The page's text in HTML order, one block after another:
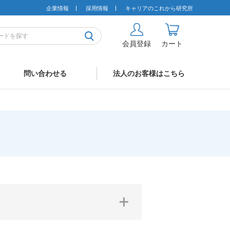
企業情報 採用情報 キャリアのこれから研究所
会員登録 カート
問い合わせる 法人のお客様はこちら